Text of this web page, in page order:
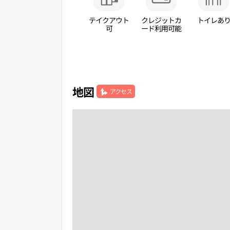
テイクアウト
可
クレジットカ
ード利用可能
トイレあり
地図 アクセス